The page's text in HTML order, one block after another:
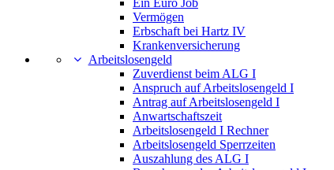
Ein Euro Job
Vermögen
Erbschaft bei Hartz IV
Krankenversicherung
Arbeitslosengeld
Zuverdienst beim ALG I
Anspruch auf Arbeitslosengeld I
Antrag auf Arbeitslosengeld I
Anwartschaftszeit
Arbeitslosengeld I Rechner
Arbeitslosengeld Sperrzeiten
Auszahlung des ALG I